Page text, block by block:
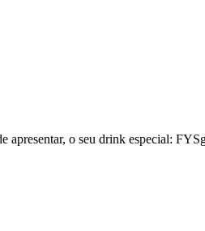
apresentar, o seu drink especial: